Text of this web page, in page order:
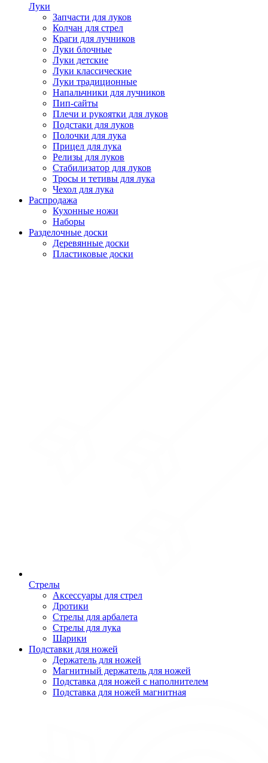
Луки
Запчасти для луков
Колчан для стрел
Краги для лучников
Луки блочные
Луки детские
Луки классические
Луки традиционные
Напальчники для лучников
Пип-сайты
Плечи и рукоятки для луков
Подстаки для луков
Полочки для лука
Прицел для лука
Релизы для луков
Стабилизатор для луков
Тросы и тетивы для лука
Чехол для лука
Распродажа
Кухонные ножи
Наборы
Разделочные доски
Деревянные доски
Пластиковые доски
Стрелы
Аксессуары для стрел
Дротики
Стрелы для арбалета
Стрелы для лука
Шарики
Подставки для ножей
Держатель для ножей
Магнитный держатель для ножей
Подставка для ножей с наполнителем
Подставка для ножей магнитная